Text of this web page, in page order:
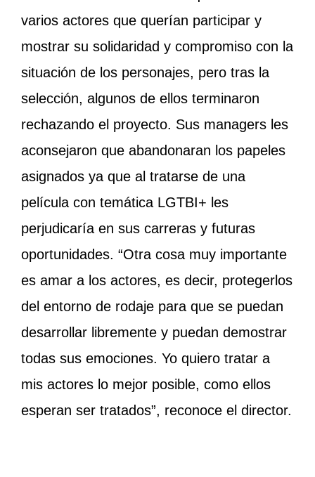
varios actores que querían participar y
mostrar su solidaridad y compromiso con la
situación de los personajes, pero tras la
selección, algunos de ellos terminaron
rechazando el proyecto. Sus managers les
aconsejaron que abandonaran los papeles
asignados ya que al tratarse de una
película con temática LGTBI+ les
perjudicaría en sus carreras y futuras
oportunidades. “Otra cosa muy importante
es amar a los actores, es decir, protegerlos
del entorno de rodaje para que se puedan
desarrollar libremente y puedan demostrar
todas sus emociones. Yo quiero tratar a
mis actores lo mejor posible, como ellos
esperan ser tratados”, reconoce el director.